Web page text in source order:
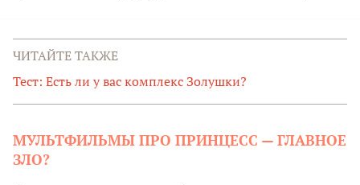
ЧИТАЙТЕ ТАКЖЕ
Тест: Есть ли у вас комплекс Золушки?
МУЛЬТФИЛЬМЫ ПРО ПРИНЦЕСС — ГЛАВНОЕ
ЗЛО?